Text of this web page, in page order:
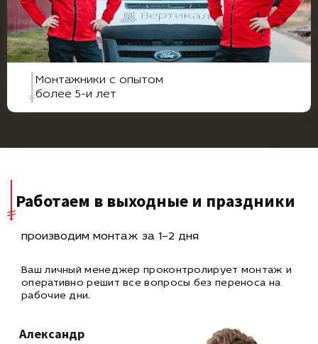
Монтажники с опытом
более 5-и лет
Работаем в выходные и праздники
производим монтаж за 1–2 дня
Ваш личный менеджер проконтролирует монтаж и
оперативнорешит все вопросы без переноса на
рабочие дни.
Александр